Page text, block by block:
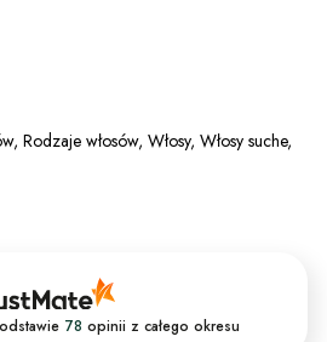
, Rodzaje włosów, Włosy, Włosy suche,
78 opinii z całego okresu